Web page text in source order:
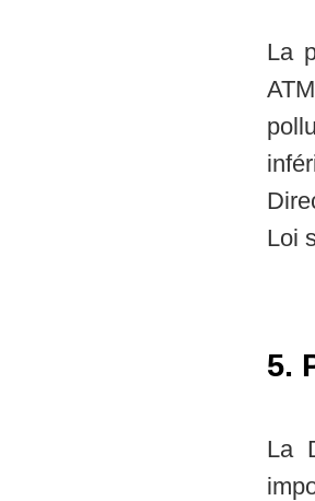
La
Loi
5.
La